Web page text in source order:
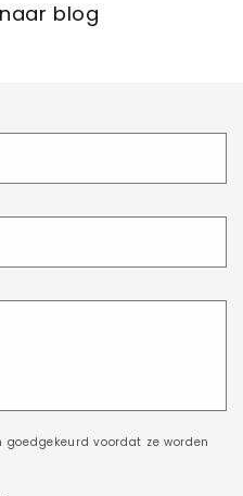
blog
voordat ze worden